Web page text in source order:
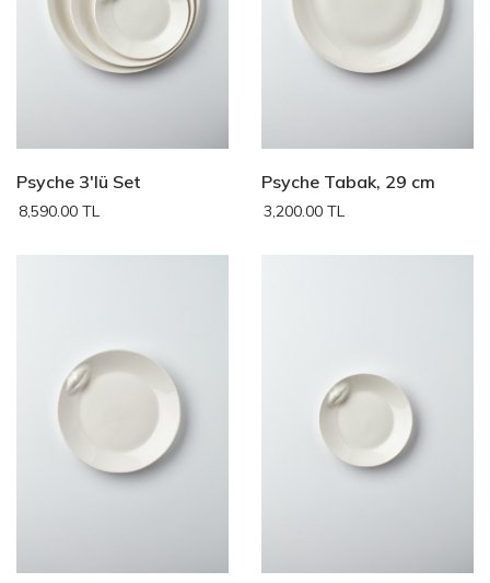
Psyche 3'lü Set
8,590.00 TL
Psyche Tabak, 29 cm
3,200.00 TL